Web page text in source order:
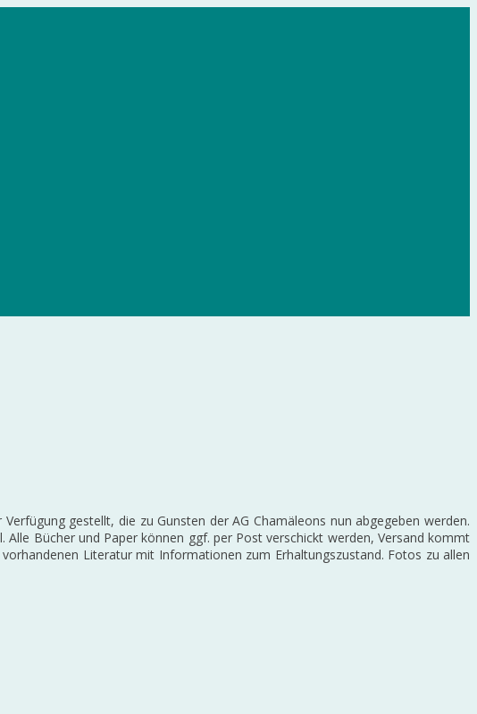
gestellt, die zu Gunsten der AG Chamäleons nun abgegeben werden.
Bücher und Paper können ggf. per Post verschickt werden, Versand kommt
Literatur mit Informationen zum Erhaltungszustand. Fotos zu allen